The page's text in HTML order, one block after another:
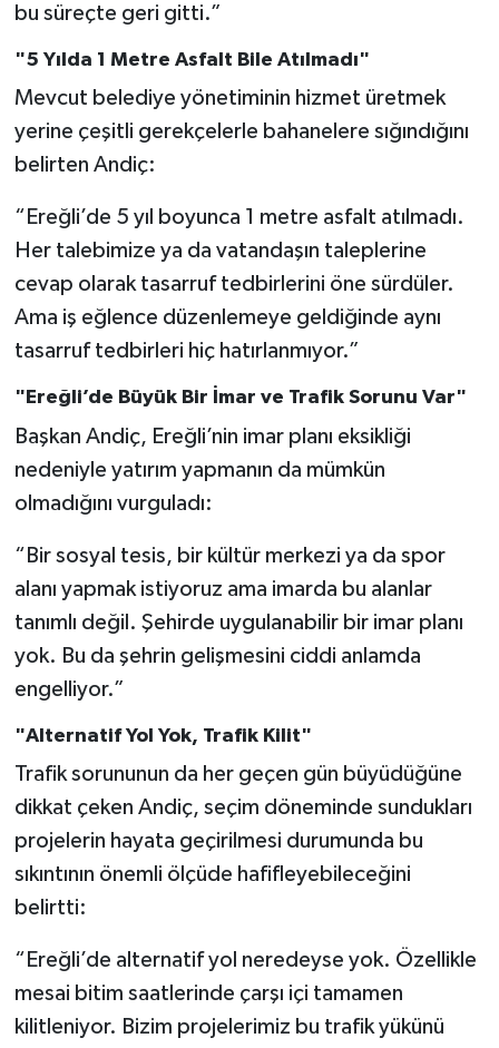
bu süreçte geri gitti.”
"5 Yılda 1 Metre Asfalt Bile Atılmadı"
Mevcut belediye yönetiminin hizmet üretmek
yerine çeşitli gerekçelerle bahanelere sığındığını
belirten Andiç:
“Ereğli’de 5 yıl boyunca 1 metre asfalt atılmadı.
Her talebimize ya da vatandaşın taleplerine
cevap olarak tasarruf tedbirlerini öne sürdüler.
Ama iş eğlence düzenlemeye geldiğinde aynı
tasarruf tedbirleri hiç hatırlanmıyor.”
"Ereğli’de Büyük Bir İmar ve Trafik Sorunu Var"
Başkan Andiç, Ereğli’nin imar planı eksikliği
nedeniyle yatırım yapmanın da mümkün
olmadığını vurguladı:
“Bir sosyal tesis, bir kültür merkezi ya da spor
alanı yapmak istiyoruz ama imarda bu alanlar
tanımlı değil. Şehirde uygulanabilir bir imar planı
yok. Bu da şehrin gelişmesini ciddi anlamda
engelliyor.”
"Alternatif Yol Yok, Trafik Kilit"
Trafik sorununun da her geçen gün büyüdüğüne
dikkat çeken Andiç, seçim döneminde sundukları
projelerin hayata geçirilmesi durumunda bu
sıkıntının önemli ölçüde hafifleyebileceğini
belirtti:
“Ereğli’de alternatif yol neredeyse yok. Özellikle
mesai bitim saatlerinde çarşı içi tamamen
kilitleniyor. Bizim projelerimiz bu trafik yükünü